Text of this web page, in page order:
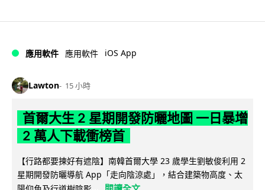
應用軟件 應用軟件 iOS App
Lawton 15 小時
首爾大生 2 星期開發防曬地圖 一日暴增
2 萬人下載衝榜首
【行路都要揀好有遮陰】南韓首爾大學 23 歲學生劉敏俊利用 2
星期開發防曬導航 App「走向陰涼處」，結合建築物高度、太